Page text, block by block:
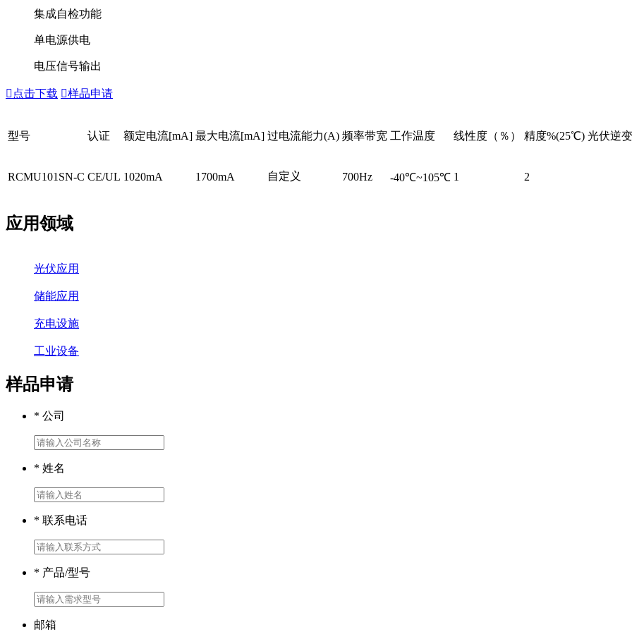
集成自检功能
单电源供电
电压信号输出
 点击下载 样品申请
型号 认证 额定电流[mA] 最大电流[mA] 过电流能力(A) 频率带宽 工作温度 线性度（％） 精度%(25℃) 光伏逆
RCMU101SN-C CE/UL 1020mA 1700mA 自定义 700Hz -40℃~105℃ 1 2
应用领域
光伏应用
储能应用
充电设施
工业设备
样品申请
* 公司
* 姓名
* 联系电话
* 产品/型号
邮箱